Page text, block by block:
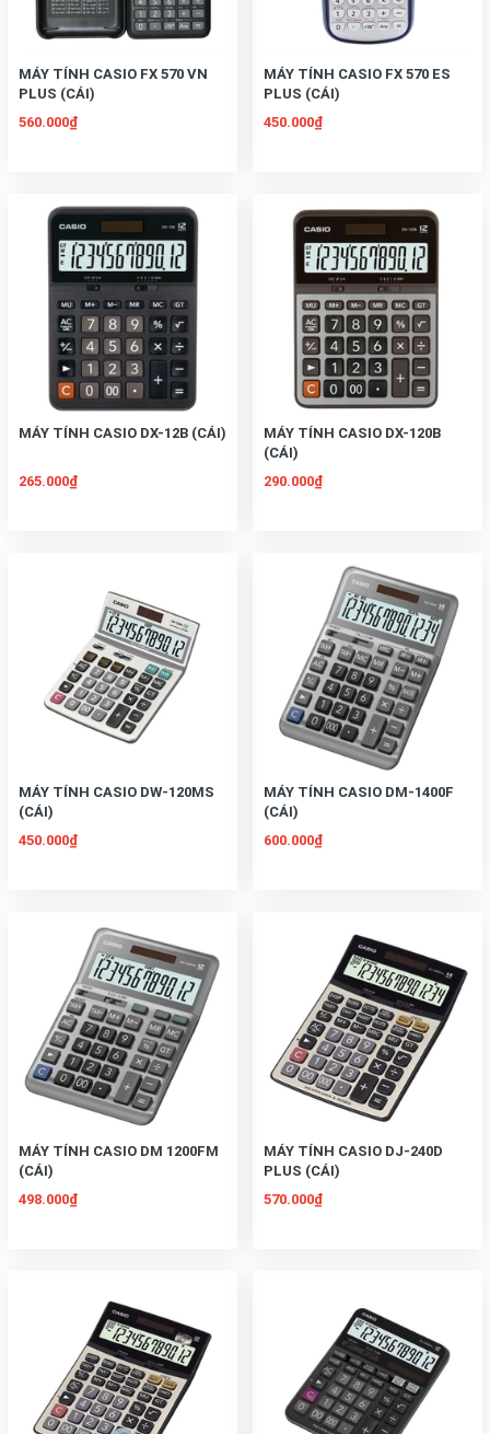
MÁY TÍNH CASIO FX 570 VN
PLUS (CÁI)
560.000₫
MÁY TÍNH CASIO FX 570 ES
PLUS (CÁI)
450.000₫
MÁY TÍNH CASIO DX-12B (CÁI)
265.000₫
MÁY TÍNH CASIO DX-120B
(CÁI)
290.000₫
MÁY TÍNH CASIO DW-120MS
(CÁI)
450.000₫
MÁY TÍNH CASIO DM-1400F
(CÁI)
600.000₫
MÁY TÍNH CASIO DM 1200FM
(CÁI)
498.000₫
MÁY TÍNH CASIO DJ-240D
PLUS (CÁI)
570.000₫